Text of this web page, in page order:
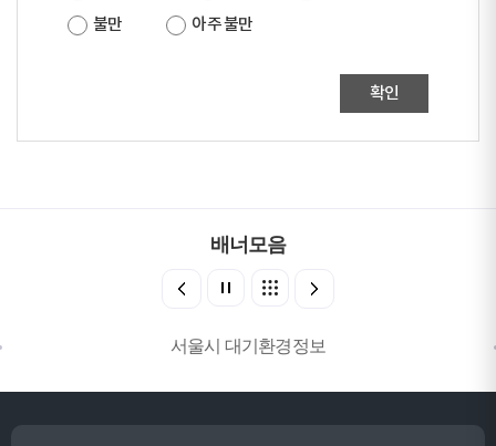
불만
아주 불만
확인
배너모음
서울시 대기환경정보